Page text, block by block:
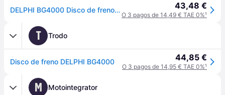
DELPHI BG4000 Disco de freno ventilado, aceitado 43,48 €
O 3 pagos de 14,49 € TAE 0%¹
T Trodo
Disco de freno DELPHI BG4000 44,85 €
O 3 pagos de 14,95 € TAE 0%¹
M Motointegrator